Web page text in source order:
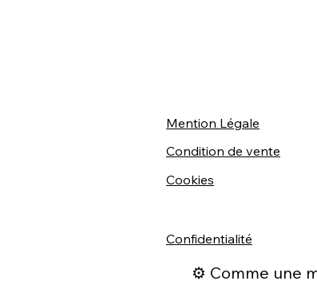
Mention Légale
Condition de vente
Cookies
Confidentialité
⚙️ Comme une